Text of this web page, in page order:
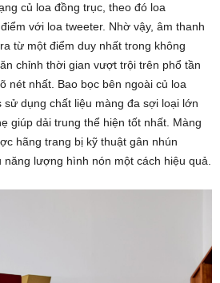
củ loa đồng trục, theo đó loa
với loa tweeter. Nhờ vậy, âm thanh
từ một điểm duy nhất trong không
chỉnh thời gian vượt trội trên phổ tần
nét nhất. Bao bọc bên ngoài củ loa
sử dụng chất liệu màng đa sợi loại lớn
giúp dải trung thể hiện tốt nhất. Màng
hãng trang bị kỹ thuật gân nhún
năng lượng hình nón một cách hiệu quả.